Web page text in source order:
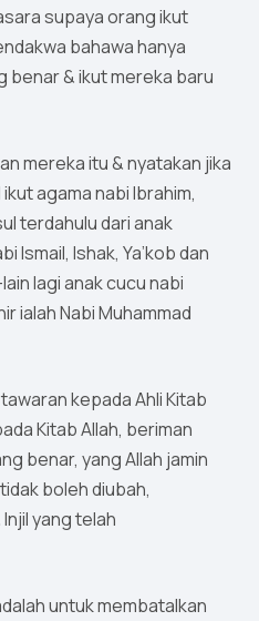
supaya orang ikut
bahawa hanya
benar & ikut mereka baru
mereka itu & nyatakan jika
agama nabi Ibrahim,
terdahulu dari anak
Ismail, Ishak, Ya’kob dan
lagi anak cucu nabi
ialah Nabi Muhammad
kepada Ahli Kitab
Kitab Allah, beriman
benar, yang Allah jamin
boleh diubah,
yang telah
untuk membatalkan